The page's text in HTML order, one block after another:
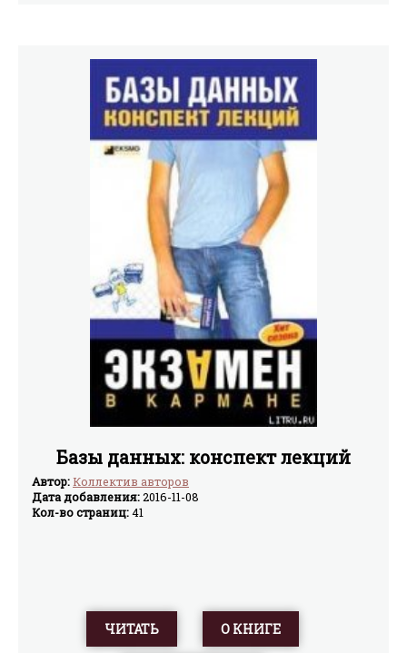
Базы данных: конспект лекций
Автор:Коллектив авторов
Дата добавления:2016-11-08
Кол-во страниц:41
ЧИТАТЬ О КНИГЕ